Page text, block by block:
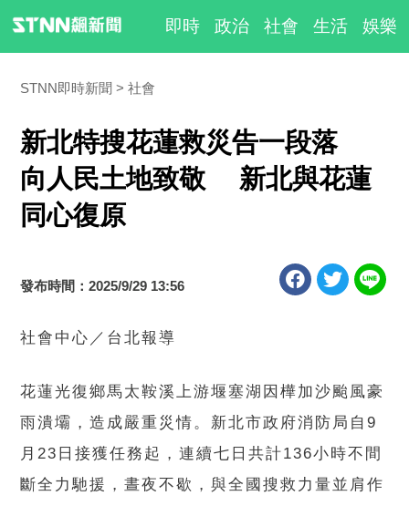
即時 政治 社會 生活 娛樂
STNN即時新聞 社會
新北特搜花蓮救災告一段落
向人民土地致敬 新北與花蓮
同心復原
發布時間：2025/9/29 13:56
社會中心／台北報導
花蓮光復鄉馬太鞍溪上游堰塞湖因樺加沙颱風豪
雨潰壩，造成嚴重災情。新北市政府消防局自9
月23日接獲任務起，連續七日共計136小時不間
斷全力馳援，晝夜不歇，與全國搜救力量並肩作